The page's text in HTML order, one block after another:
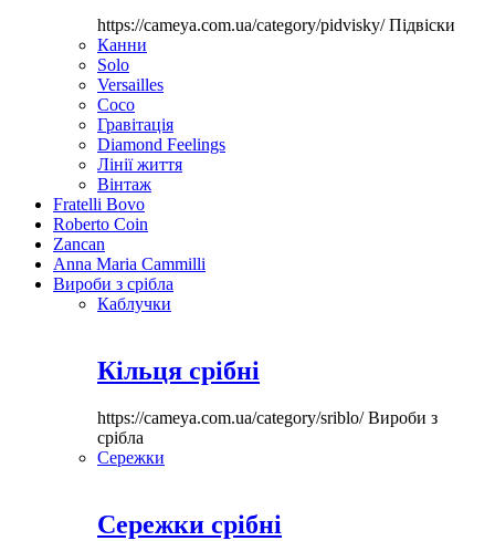
https://cameya.com.ua/category/pidvisky/Підвіски
Канни
Solo
Versailles
Coco
Гравітація
Diamond Feelings
Лінії життя
Вінтаж
Fratelli Bovo
Roberto Coin
Zancan
Anna Maria Cammilli
Вироби з срібла
Каблучки
Кільця срібні
https://cameya.com.ua/category/sriblo/Вироби з
срібла
Сережки
Сережки срібні